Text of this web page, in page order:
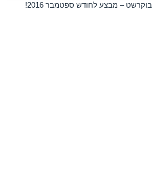
– מבצע לחודש ספטמבר 2016!